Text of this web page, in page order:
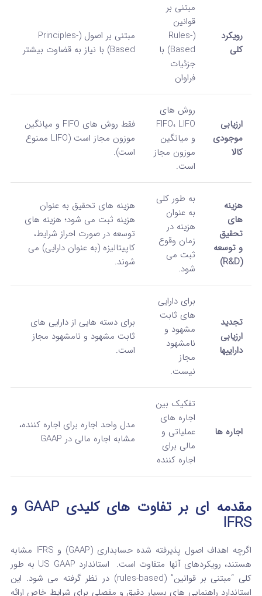
رویکرد
کلی
مبتنی بر
قوانین
(Rules-
Based) با
جزئیات
فراوان
مبتنی بر اصول (Principles-
Based) با نیاز به قضاوت بیشتر
ارزیابی
موجودی
کالا
روش‌ های
FIFO، LIFO
و میانگین
موزون مجاز
است.
فقط روش‌ های FIFO و میانگین
موزون مجاز است (LIFO ممنوع
است).
هزینه‌
های
تحقیق
و توسعه
(R&D)
به طور کلی
به عنوان
هزینه در
زمان وقوع
ثبت می‌
شود.
هزینه‌ های تحقیق به عنوان
هزینه ثبت می‌ شود؛ هزینه‌ های
توسعه در صورت احراز شرایط،
کاپیتالیزه (به عنوان دارایی) می‌
شوند.
تجدید
ارزیابی
داراییها
برای دارایی‌
های ثابت
مشهود و
نامشهود
مجاز
نیست.
برای دسته‌ هایی از دارایی‌ های
ثابت مشهود و نامشهود مجاز
است.
اجاره ها
تفکیک بین
اجاره‌ های
عملیاتی و
مالی برای
اجاره‌ کننده
مدل واحد اجاره برای اجاره‌ کننده،
مشابه اجاره مالی در GAAP
مقدمه‌ ای بر تفاوت‌ های کلیدی GAAP و
IFRS
اگرچه اهداف اصول پذیرفته‌ شده حسابداری (GAAP) و IFRS مشابه
هستند، رویکردهای آنها متفاوت است.
استاندارد US GAAP به طور
کلی “مبتنی بر قوانین” (rules-based) در نظر گرفته می‌ شود. این
استاندارد راهنمایی‌ های بسیار دقیق و مفصلی برای شرایط خاص ارائه